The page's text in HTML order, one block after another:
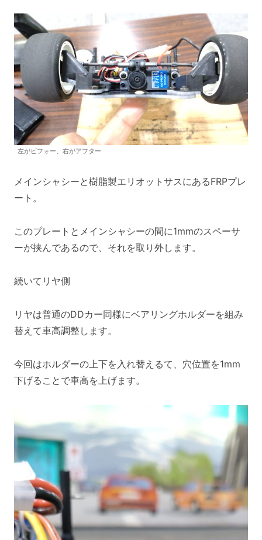
左がビフォー、右がアフター
メインシャシーと樹脂製エリオットサスにあるFRPプレ
ート。
このプレートとメインシャシーの間に1mmのスペーサ
ーが挟んであるので、それを取り外します。
続いてリヤ側
リヤは普通のDDカー同様にベアリングホルダーを組み
替えて車高調整します。
今回はホルダーの上下を入れ替えるて、穴位置を1mm
下げることで車高を上げます。